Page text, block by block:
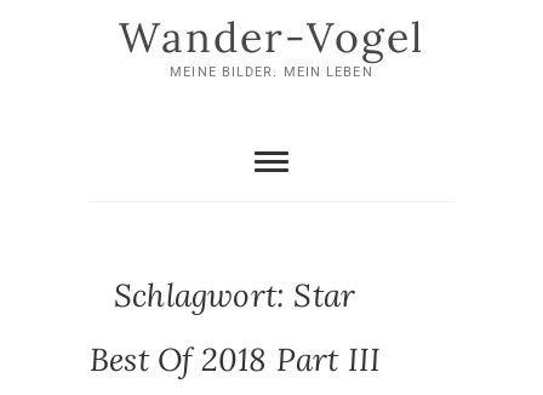
Wander-Vogel
MEINE BILDER. MEIN LEBEN
Schlagwort: Star
Best Of 2018 Part III